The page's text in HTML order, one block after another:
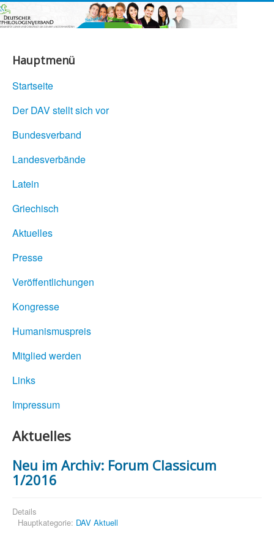
Hauptmenü
Startseite
Der DAV stellt sich vor
Bundesverband
Landesverbände
Latein
Griechisch
Aktuelles
Presse
Veröffentlichungen
Kongresse
Humanismuspreis
Mitglied werden
Links
Impressum
Aktuelles
Neu im Archiv: Forum Classicum
1/2016
Details
Hauptkategorie: DAV Aktuell